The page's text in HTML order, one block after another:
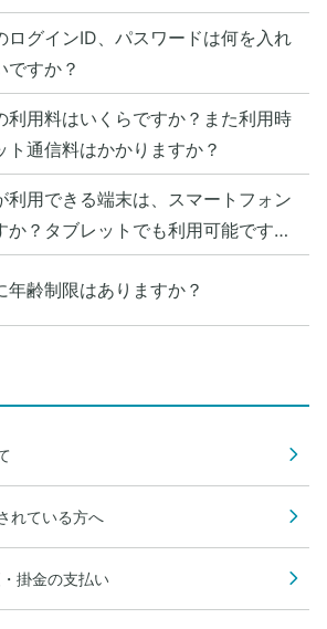
ログインID、パスワードは何を入れ
ですか？
利用料はいくらですか？また利用時
ト通信料はかかりますか？
利用できる端末は、スマートフォン
か？タブレットでも利用可能です
年齢制限はありますか？
れている方へ
掛金の支払い